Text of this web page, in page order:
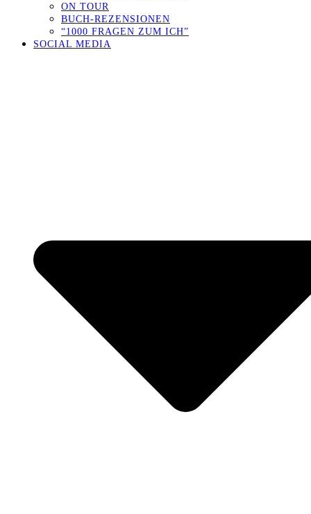
ON TOUR
BUCH-REZENSIONEN
“1000 FRAGEN ZUM ICH”
SOCIAL MEDIA